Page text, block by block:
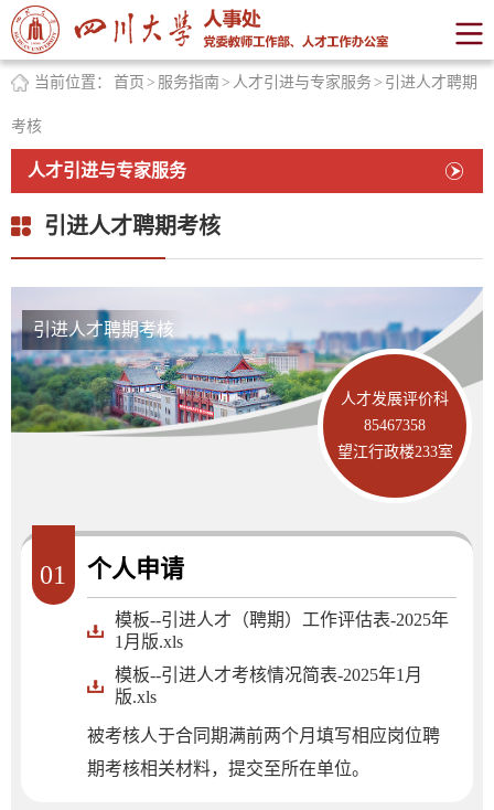
当前位置： 首页 > 服务指南 > 人才引进与专家服务 > 引进人才聘期
考核
人才引进与专家服务
引进人才聘期考核
引进人才聘期考核
人才发展评价科
85467358
望江行政楼233室
01 个人申请
模板--引进人才（聘期）工作评估表-2025年
1月版.xls
模板--引进人才考核情况简表-2025年1月
版.xls
被考核人于合同期满前两个月填写相应岗位聘
期考核相关材料，提交至所在单位。